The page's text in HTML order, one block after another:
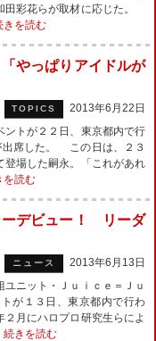
田彩花らが取材に応じた。
きを読む
やっぱりアイドルが
TOPICS
2013年6月22日
トが２２日、東京都内で行
出席した。 この日は、２３
登場した嗣永。「これがあれ
を読む
ーデビュー！ リーダ
ニュース
2013年6月13日
ニット・Ｊｕｉｃｅ＝Ｊｕ
が１３日、東京都内で行わ
月にハロプロ研究生らによ
続きを読む